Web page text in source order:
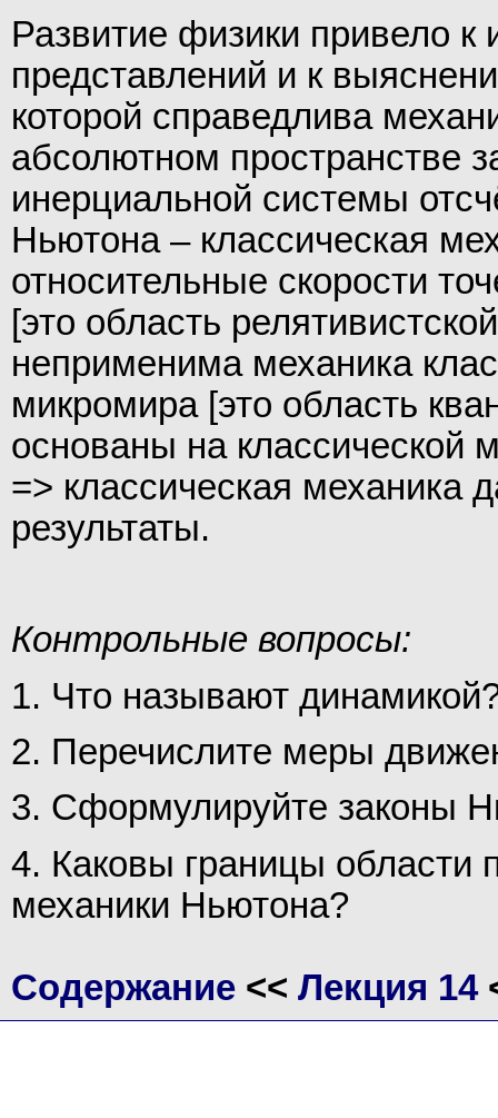
Развитие физики привело
представлений и к
которой справедлива
абсолютном пространстве
инерциальной системы
Ньютона – классическая
относительные скорости
[это область
неприменима механика
микромира [это область
основаны на классической
=> классическая механика
результаты.
Контрольные вопросы:
1. Что называют
2. Перечислите меры
3. Сформулируйте законы
4. Каковы границы области
механики Ньютона?
Содержание << Лекция 14